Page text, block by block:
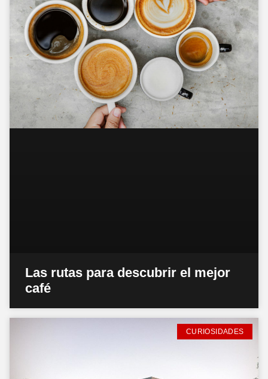
Las rutas para descubrir el mejor
café
CURIOSIDADES